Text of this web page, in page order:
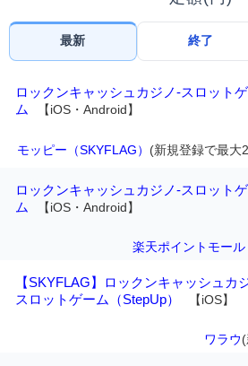
最新 終了
ロックンキャッシュカジノ-スロット
ム
【iOS・Android】
モッピー（SKYFLAG） (新規登録で最大
ロックンキャッシュカジノ-スロット
ム
【iOS・Android】
楽天ポイントモール
【SKYFLAG】ロックンキャッシュカ
スロットゲーム（StepUp）
【iOS】
ワラウ